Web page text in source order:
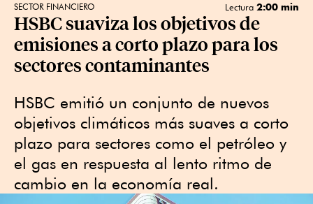
SECTOR FINANCIERO Lectura 2:00 min
HSBC suaviza los objetivos de
emisiones a corto plazo para los
sectores contaminantes
HSBC emitió un conjunto de nuevos
objetivos climáticos más suaves a corto
plazo para sectores como el petróleo y
el gas en respuesta al lento ritmo de
cambio en la economía real.